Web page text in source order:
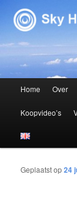
Sky
Spring naar
Spring naar
Home Over
Koopvideo’s
Bericht
Geplaatst op24